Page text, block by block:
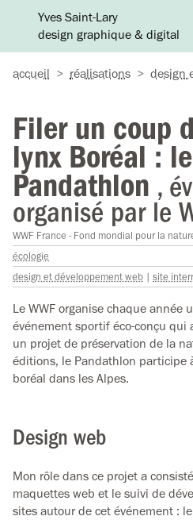
Yves Saint-Lary
design graphique & digital
accueil > réalisations > design
Filer un coup
lynx Boréal : le
Pandathlon ,
organisé par le
WWF France - Fond mondial pour la
écologie
design et développement web | site
Le WWF organise chaque année
événement sportif éco-conçu
un projet de préservation de la
éditions, le Pandathlon participe
boréal dans les Alpes.
Design web
Mon rôle dans ce projet a
maquettes web et le suivi de
sites autour de cet événement :